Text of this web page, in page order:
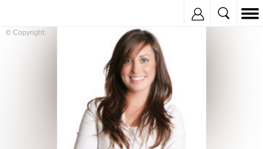
© Copyright: